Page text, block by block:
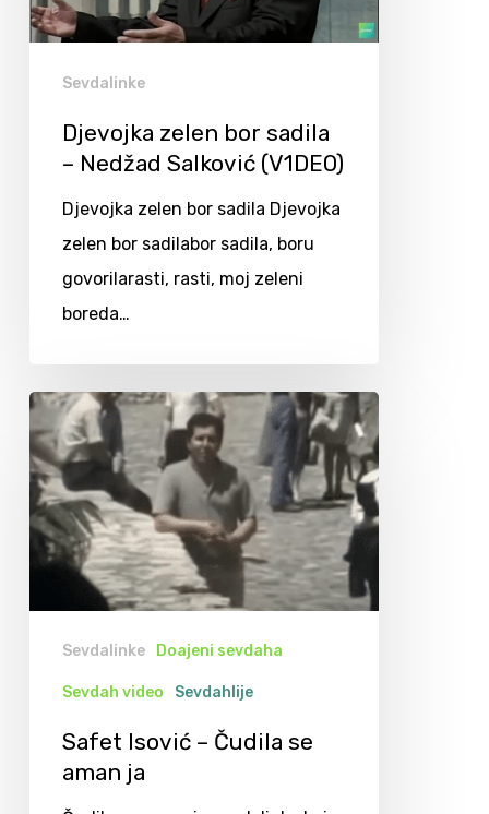
Sevdalinke
Djevojka zelen bor sadila
– Nedžad Salković (V1DEO)
Djevojka zelen bor sadila Djevojka
zelen bor sadilabor sadila, boru
govorilarasti, rasti, moj zeleni
boreda…
Sevdalinke Doajeni sevdaha
Sevdah video Sevdahlije
Safet Isović – Čudila se
aman ja